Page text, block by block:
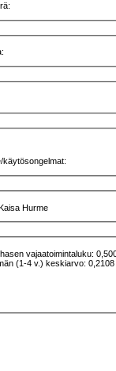
käytösongelmat:
Hurme
vajaatoimintaluku:
(1-4 v.) keskiarvo: 0,2108